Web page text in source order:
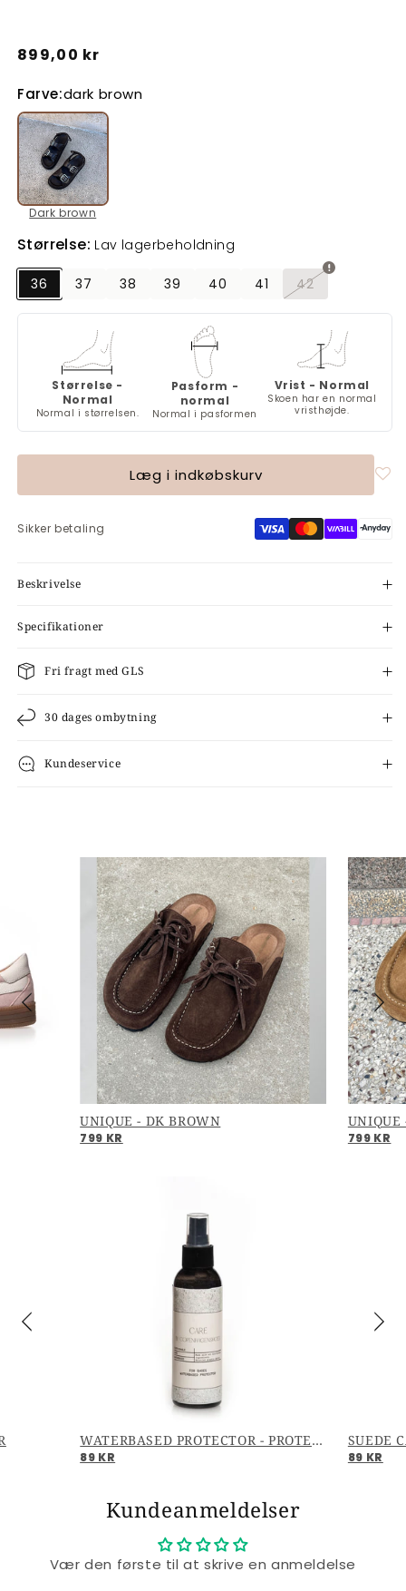
Normalpris
899,00 kr
Farve:dark brown
Dark brown
Størrelse: Lav lagerbeholdning
36 37 38 39 40 41 42
Varianten
er
eller
utilgængelig
Størrelse -
Normal
Normal i størrelsen.
Pasform -
normal
Normal i pasformen
Vrist - Normal
Skoen har en normal
vristhøjde.
Læg i indkøbskurv
Sikker betaling
Beskrivelse
Specifikationer
Fri fragt med GLS
30 dages ombytning
Kundeservice
UNIQUE - DK BROWN
799 KR
UNIQUE
799 KR
WATERBASED PROTECTOR - PROTECTOR
89 KR
SUEDE
89 KR
Kundeanmeldelser
Vær den første til at skrive en anmeldelse